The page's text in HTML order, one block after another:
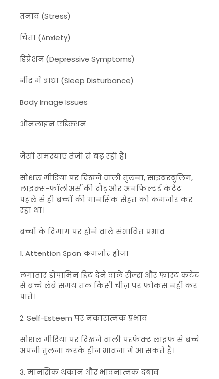
तनाव (Stress)
चिंता (Anxiety)
डिप्रेशन (Depressive Symptoms)
नींद में बाधा (Sleep Disturbance)
Body Image Issues
ऑनलाइन एडिक्शन
जैसी समस्याएं तेजी से बढ़ रही हैं।
सोशल मीडिया पर दिखने वाली तुलना, साइबरबुलिंग,
लाइक्स-फॉलोअर्स की दौड़ और अनफिल्टर्ड कंटेंट
पहले से ही बच्चों की मानसिक सेहत को कमजोर कर
रहा था।
बच्चों के दिमाग पर होने वाले संभावित प्रभाव
1. Attention Span कमजोर होना
लगातार डोपामिन हिट देने वाले रील्स और फास्ट कंटेंट
से बच्चे लंबे समय तक किसी चीज़ पर फोकस नहीं कर
पाते।
2. Self-Esteem पर नकारात्मक प्रभाव
सोशल मीडिया पर दिखने वाली परफेक्ट लाइफ से बच्चे
अपनी तुलना करके हीन भावना में आ सकते हैं।
3. मानसिक थकान और भावनात्मक दबाव